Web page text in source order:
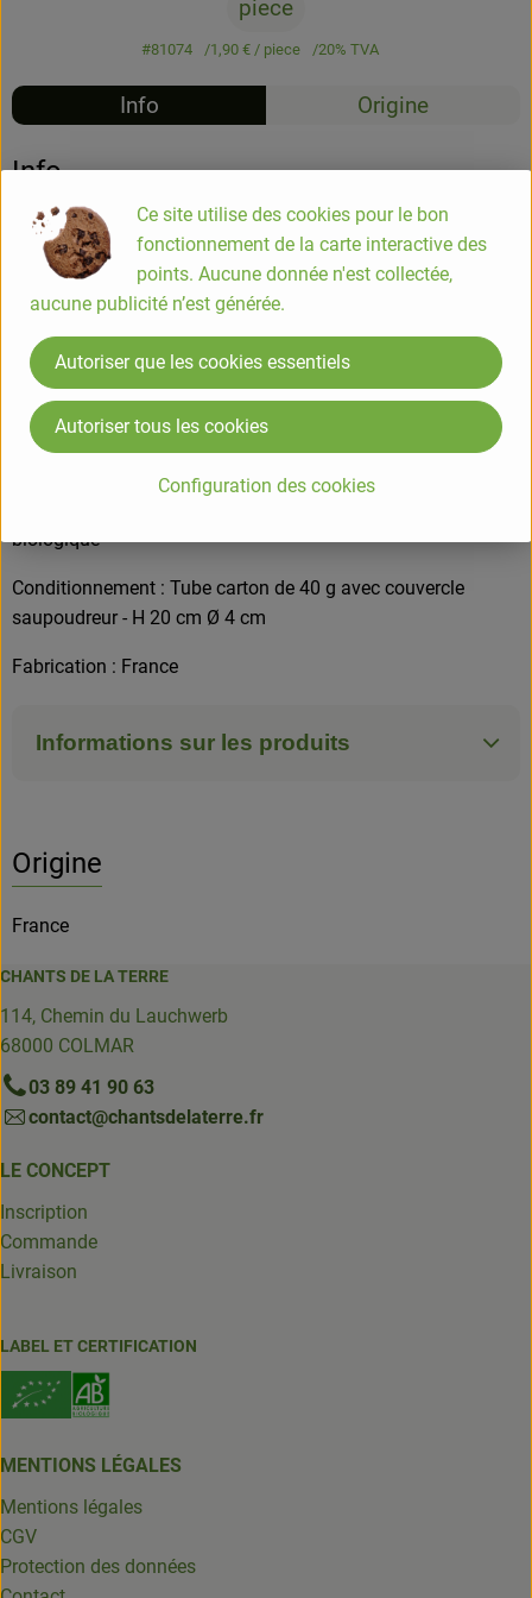
piece
#81074 1,90 € / piece 20% TVA
Info Origine
Info
Dentifrice en poudre menthol 40g
COMPOSITION
Calcium carbonate, bentonite, xylitol, maltodextrin**, sodium
coco-sulfate, citric acid, xanthan gum, menthol*.
* Ingrédient issu de l'agriculture biologique ** Transformé à
partir d'ingrédients biologiques.
. 100 % du total des ingrédients est d'origine naturelle
biologique
Conditionnement : Tube carton de 40 g avec couvercle
saupoudreur - H 20 cm Ø 4 cm
Fabrication : France
Informations sur les produits
Origine
France
CHANTS DE LA TERRE
114, Chemin du Lauchwerb
68000 COLMAR
03 89 41 90 63
contact@chantsdelaterre.fr
LE CONCEPT
Inscription
Commande
Livraison
LABEL ET CERTIFICATION
MENTIONS LÉGALES
Mentions légales
CGV
Protection des données
Ce site utilise des cookies pour le bon
fonctionnement de la carte interactive des
points. Aucune donnée n'est collectée,
aucune publicité n’est générée.
Configuration des cookies
Autoriser que les cookies essentiels
Autoriser tous les cookies